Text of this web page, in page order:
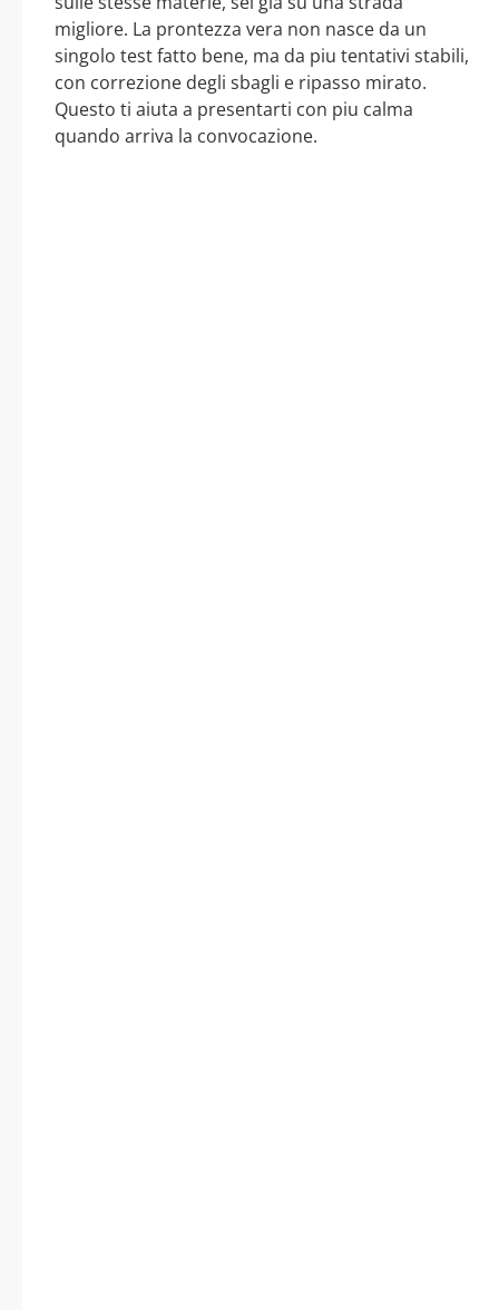
migliore. La prontezza vera non nasce da un
singolo test fatto bene, ma da piu tentativi stabili,
con correzione degli sbagli e ripasso mirato.
Questo ti aiuta a presentarti con piu calma
quando arriva la convocazione.